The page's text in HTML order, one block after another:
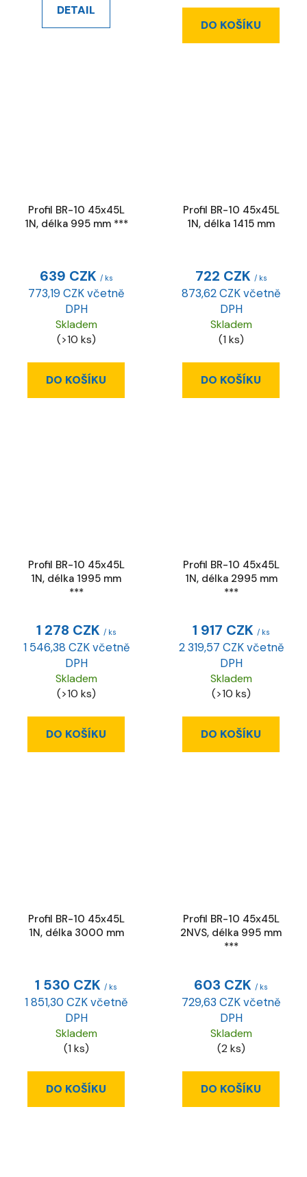
DETAIL
DO KOŠÍKU
Profil BR-10 45x45L
1N, délka 995 mm ***
639 CZK / ks
773,19 CZK včetně
DPH
Skladem
(>10 ks)
DO KOŠÍKU
Profil BR-10 45x45L
1N, délka 1415 mm
722 CZK / ks
873,62 CZK včetně
DPH
Skladem
(1 ks)
DO KOŠÍKU
Profil BR-10 45x45L
1N, délka 1995 mm
***
1 278 CZK / ks
1 546,38 CZK včetně
DPH
Skladem
(>10 ks)
DO KOŠÍKU
Profil BR-10 45x45L
1N, délka 2995 mm
***
1 917 CZK / ks
2 319,57 CZK včetně
DPH
Skladem
(>10 ks)
DO KOŠÍKU
Profil BR-10 45x45L
1N, délka 3000 mm
1 530 CZK / ks
1 851,30 CZK včetně
DPH
Skladem
(1 ks)
DO KOŠÍKU
Profil BR-10 45x45L
2NVS, délka 995 mm
***
603 CZK / ks
729,63 CZK včetně
DPH
Skladem
(2 ks)
DO KOŠÍKU